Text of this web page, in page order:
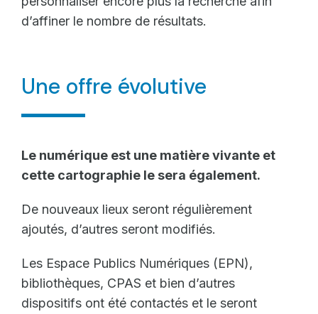
d’affiner le nombre de résultats.
Une offre évolutive
Le numérique est une matière vivante et
cette cartographie le sera également.
De nouveaux lieux seront régulièrement
ajoutés, d’autres seront modifiés.
Les Espace Publics Numériques (EPN),
bibliothèques, CPAS et bien d’autres
dispositifs ont été contactés et le seront